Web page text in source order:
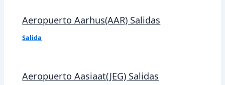
Aeropuerto Aarhus(AAR) Salidas
Salida
Aeropuerto Aasiaat(JEG) Salidas